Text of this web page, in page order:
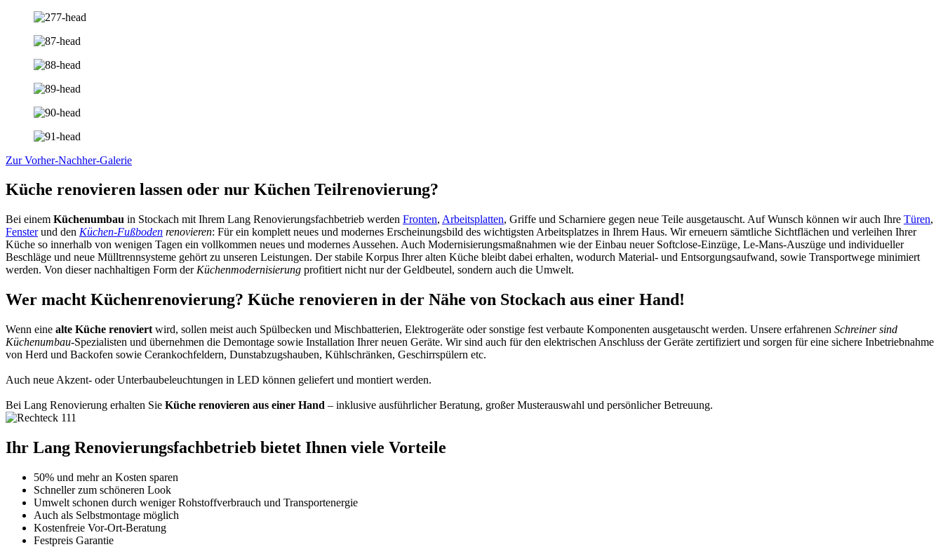
Zur Vorher-Nachher-Galerie
Küche renovieren lassen oder nur Küchen Teilrenovierung?
Bei einem Küchenumbau in Stockach mit Ihrem Lang Renovierungsfachbetrieb werden Fronten, Arbeitsplatten, Griffe und Scharniere gegen neue Teile ausgetauscht. Auf Wunsch können wir auch Ihre Türen,
Fensterund den Küchen-Fußboden renovieren: Für ein komplett neues und modernes Erscheinungsbild des wichtigsten Arbeitsplatzes in Ihrem Haus. Wir erneuern sämtliche Sichtflächen und verleihen Ihrer
Küche so innerhalb von wenigen Tagen ein vollkommen neues und modernes Aussehen. Auch Modernisierungsmaßnahmen wie der Einbau neuer Softclose-Einzüge, Le-Mans-Auszüge und individueller
Beschläge und neue Mülltrennsysteme gehört zu unseren Leistungen. Der stabile Korpus Ihrer alten Küche bleibt dabei erhalten, wodurch Material- und Entsorgungsaufwand, sowie Transportwege minimiert
werden. Von dieser nachhaltigen Form der Küchenmodernisierung profitiert nicht nur der Geldbeutel, sondern auch die Umwelt.
Wer macht Küchenrenovierung? Küche renovieren in der Nähe von Stockach aus einer Hand!
Wenn eine alte Küche renoviert wird, sollen meist auch Spülbecken und Mischbatterien, Elektrogeräte oder sonstige fest verbaute Komponenten ausgetauscht werden. Unsere erfahrenen Schreiner sind
Küchenumbau-Spezialisten und übernehmen die Demontage sowie Installation Ihrer neuen Geräte. Wir sind auch für den elektrischen Anschluss der Geräte zertifiziert und sorgen für eine sichere Inbetriebnahme
von Herd und Backofen sowie Cerankochfeldern, Dunstabzugshauben, Kühlschränken, Geschirrspülern etc.
Auch neue Akzent- oder Unterbaubeleuchtungen in LED können geliefert und montiert werden.
Bei Lang Renovierung erhalten Sie Küche renovieren aus einer Hand – inklusive ausführlicher Beratung, großer Musterauswahl und persönlicher Betreuung.
Ihr Lang Renovierungsfachbetrieb bietet Ihnen viele Vorteile
50% und mehr an Kosten sparen
Schneller zum schöneren Look
Umwelt schonen durch weniger Rohstoffverbrauch und Transportenergie
Auch als Selbstmontage möglich
Kostenfreie Vor-Ort-Beratung
Festpreis Garantie